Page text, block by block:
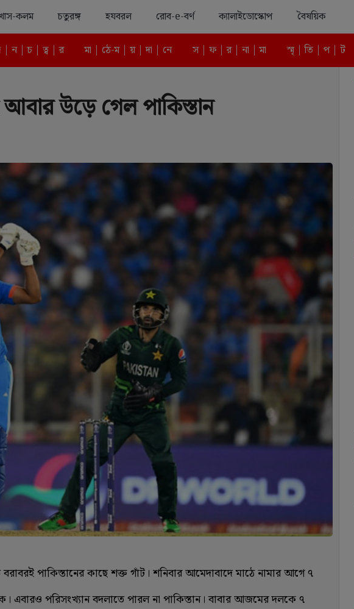
কলম চতুরঙ্গ হযবরল রোব-e-বর্ণ ক্যালাইডোস্কোপ বৈষয়িক
| ন | চ | ত্ব | র মা | ঠে-ম | য় | দা | নে স | ফ | র | না | মা স্মৃ | তি | প | ট
উড়ে গেল পাকিস্তান
পাকিস্তানের কাছে শক্ত গাঁট। শনিবার আমেদাবাদে মাঠে নামার আগে ৭
এবারও পরিসংখ্যান বদলাতে পারল না পাকিস্তান। বাবার আজমের দলকে ৭